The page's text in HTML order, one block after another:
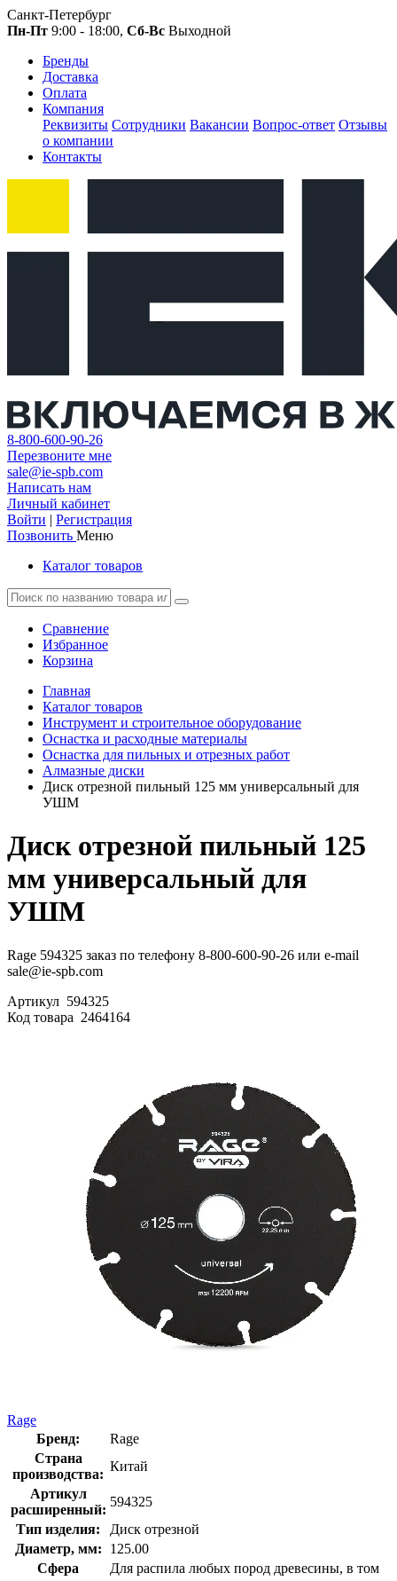
Санкт-Петербург
Пн-Пт 9:00 - 18:00, Сб-Вс Выходной
Бренды
Доставка
Оплата
Компания
Реквизиты Сотрудники Вакансии Вопрос-ответ Отзывы
о компании
Контакты
8-800-600-90-26
Перезвоните мне
sale@ie-spb.com
Написать нам
Личный кабинет
Войти | Регистрация
Позвонить Меню
Каталог товаров
Сравнение
Избранное
Корзина
Главная
Каталог товаров
Инструмент и строительное оборудование
Оснастка и расходные материалы
Оснастка для пильных и отрезных работ
Алмазные диски
Диск отрезной пильный 125 мм универсальный для
УШМ
Диск отрезной пильный 125
мм универсальный для
УШМ
Rage 594325 заказ по телефону 8-800-600-90-26 или e-mail
sale@ie-spb.com
Артикул 594325
Код товара 2464164
Rage
Бренд:
Rage
Страна
производства:
Китай
Артикул
расширенный:
594325
Тип изделия:
Диск отрезной
Диаметр, мм:
125.00
Сфера
Для распила любых пород древесины, в том